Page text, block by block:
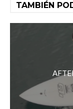
TAMBIÉN